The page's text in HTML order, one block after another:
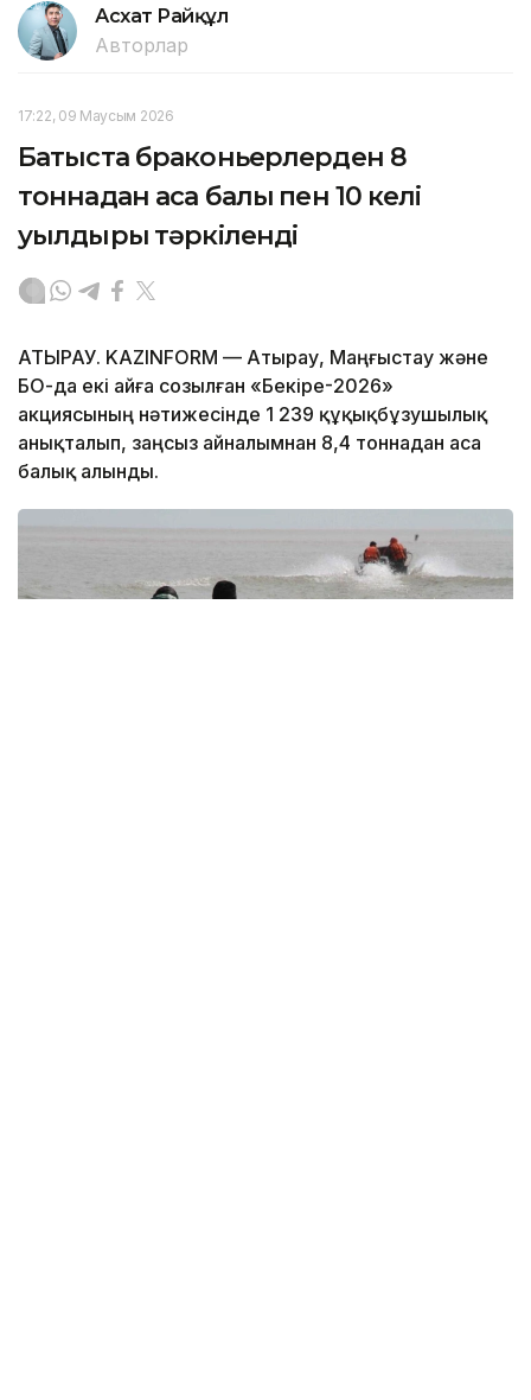
Асхат Райқұл
Авторлар
17:22, 09 Маусым 2026
Батыста браконьерлерден 8
тоннадан аса балық пен 10 келі
уылдырық тәркіленді
АТЫРАУ. KAZINFORM — Атырау, Маңғыстау және
БҚО-да екі айға созылған «Бекіре-2026»
акциясының нәтижесінде 1 239 құқықбұзушылық
анықталып, заңсыз айналымнан 8,4 тоннадан аса
балық алынды.